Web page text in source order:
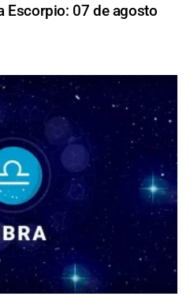
Escorpio: 07 de agosto